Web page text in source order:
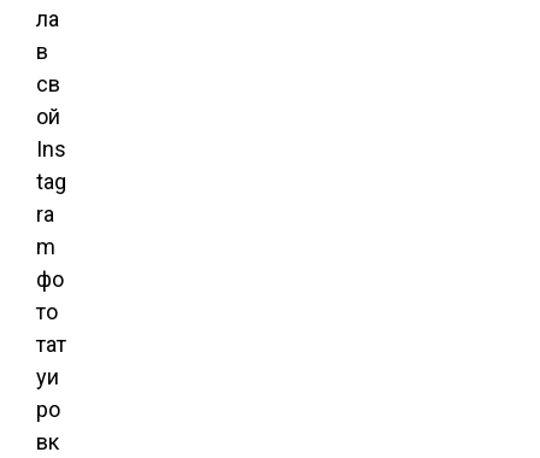
ла
в
св
ой
Ins
tag
ra
m
фо
то
тат
уи
ро
вк